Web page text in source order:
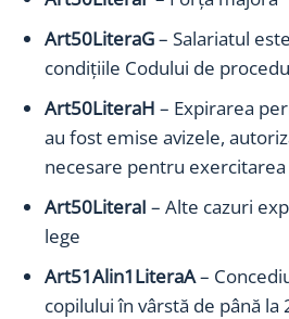
Art50LiteraG– Salariatul
condiţiile Codului de
Art50LiteraH – Expirarea
au fost emise avizele,
necesare pentru
Art50LiteraI – Alte cazuri
lege
Art51Alin1LiteraA–
copilului în vârstă de până la